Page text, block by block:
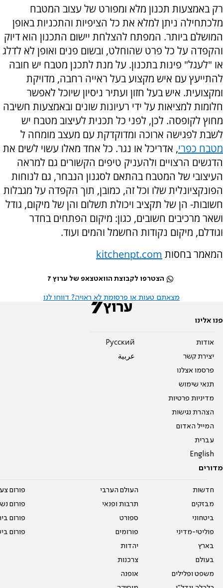
רק באמצעות תכנון מלא ומפורט של עצוב המטבח
מלכתחילה ניתן למלא את כל הציפיות והתכניות באופן
המושלם ביותר. המפתח להצלחת יישום התכנון הוא דיוק
והקפדה על כל פרט שהוחלט, ובשום פנים ואופן לא לדלג
או "לעגל" פינות בתכנון. על מנת לתכנן מטבח יש חובה
להתייעץ עם איש מקצוע בעל ראייה רחבה, מדויקת
ומקצועית. איש בעל חזון ועתיר ניסיון שיוכל לאפשר
חלומות למציאות על ידי רעיונות שונים ובאמצעות חשיבה
מחוץ לקופסה. לכן, לפני כל תכנית לעיצוב מטבח יש
לשבת לפגישה ארוכה ומדוקדקת עם מעצב מומחה ל
מטבח כפרי, אדריכל או נגר. כל אחד מאלו עשוי לשים את
הדגשים הרצויים ולהעניק טיפים הקשורים גם למראה
העיצובי של המטבח בהתאם לסגנון הנבחר, גם לנוחות
הפונקציונלית שלו וכל זה, כמובן, תוך הקפדה על מגבלות
חשובות- הן של תקציב ויכולת תשלום והן של מיקום, גודל
ושאר מרכיבים חשובים, כגון: מיקום הפתחים בחדר
וגודלם, מיקום נקודות החשמל והמים ועוד.
המאמר בחסות kitchenpt.com
הצטרפו לקבוצת הוואטצאפ של ערוץ 7
מצאתם טעות או פרסומת לא ראויה? דווחו לנו
פנו אלינו
אודות
יצירת קשר
פרסמו אצלנו
תנאי שימוש
מדיניות פרטיות
הצהרת נגישות
המייל האדום
עברית
English
Pусский
عربية
מדורים
חדשות
מבזקים
ביטחוני
פוליטי-מדיני
בארץ
בעולם
משפט ופלילים
העולם הערבי
תרבות ופנאי
ספורט
פורומים
יהדות
צרכנות
אופנה
פורום
פורום
פורום
פורום